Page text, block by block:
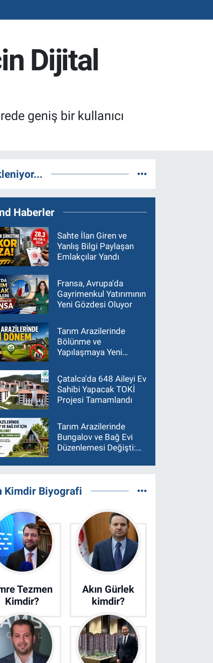
Dijital
geniş bir kullanıcı
Haberler
Sahte İlan Giren ve
Yanlış Bilgi Paylaşan
Emlakçılar Yandı
Fransa, Avrupa'da
Gayrimenkul Yatırımının
Yeni Gözdesi Oluyor
Tarım Arazilerinde
Bölünme ve
Yapılaşmaya Yeni
Çatalca'da 648 Aileyi Ev
Sahibi Yapacak TOKİ
Projesi Tamamlandı
Tarım Arazilerinde
Bungalov ve Bağ Evi
Düzenlemesi Değişti:
Dönüme İndirildi
Kimdir Biyografi
Tezmen
Kimdir?
Akın Gürlek
kimdir?